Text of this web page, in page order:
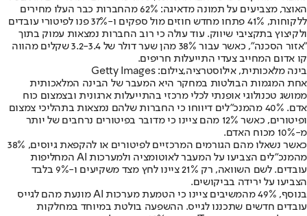
האוצר, מצביעים על תמונה מדאיגה: 62% מהחברות כבר העלו מחירים
ללקוחות, 41% פתחו מחדש חוזים מול ספקים ו-37% פנו לפיטורי עובדים
ולקיצוץ בתקציבי שיווק. עוד עולה כי רוב החברות נמצאות עמוק בתוך
"אזור הסכנה", כאשר עבור 38% מהן שער דולר של 3.2-3.4 שקלים מהווה
קו אדום המחייב צעדי התייעלות חריפים.
בינה מלאכותית, אילוסטרציה,צילום: Getty Images
אחת המגמות הבולטות במחקר היא המעבר של הבינה המלאכותית
ממושג טכנולוגי אופנתי לכלי מרכזי בהתייעלות ארגונית ובצמצום כוח
אדם. 40% מהמנכ"לים דיווחו כי החברות שלהם נמצאות בתהליכי צמצום
ופיטורים, כאשר 12% מהם ציינו כי מדובר בפיטורים נרחבים של יותר
מ-10% מכוח האדם.
כאשר נשאלו מהם הגורמים המרכזיים לפיטורים או להקפאת גיוסים, 38%
מהמנכ"לים הצביעו על המעבר לאוטומציה ולמערכות AI המחליפות
עובדים. לשם השוואה, רק 21% ציינו לחץ מצד משקיעים ו-9% בלבד
הצביעו על ירידה בביקושים.
בנוסף, 49% מהמשיבים ציינו כי הטמעת מערכות AI מונעת מהם לגייס
עובדים חדשים שתכננו לגייס. ההשפעה בולטת במיוחד במחלקות